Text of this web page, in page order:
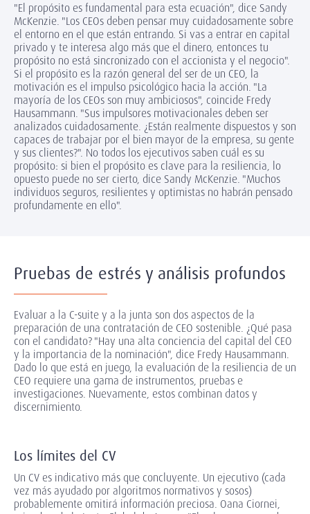
"El propósito es fundamental para esta ecuación", dice Sandy
McKenzie. "Los CEOs deben pensar muy cuidadosamente sobre
el entorno en el que están entrando. Si vas a entrar en capital
privado y te interesa algo más que el dinero, entonces tu
propósito no está sincronizado con el accionista y el negocio".
Si el propósito es la razón general del ser de un CEO, la
motivación es el impulso psicológico hacia la acción. "La
mayoría de los CEOs son muy ambiciosos", coincide Fredy
Hausammann. "Sus impulsores motivacionales deben ser
analizados cuidadosamente. ¿Están realmente dispuestos y son
capaces de trabajar por el bien mayor de la empresa, su gente
y sus clientes?". No todos los ejecutivos saben cuál es su
propósito: si bien el propósito es clave para la resiliencia, lo
opuesto puede no ser cierto, dice Sandy McKenzie. "Muchos
individuos seguros, resilientes y optimistas no habrán pensado
profundamente en ello".
Pruebas de estrés y análisis profundos
Evaluar a la C-suite y a la junta son dos aspectos de la
preparación de una contratación de CEO sostenible. ¿Qué pasa
con el candidato? "Hay una alta conciencia del capital del CEO
y la importancia de la nominación", dice Fredy Hausammann.
Dado lo que está en juego, la evaluación de la resiliencia de un
CEO requiere una gama de instrumentos, pruebas e
investigaciones. Nuevamente, estos combinan datos y
discernimiento.
Los límites del CV
Un CV es indicativo más que concluyente. Un ejecutivo (cada
vez más ayudado por algoritmos normativos y sosos)
probablemente omitirá información preciosa. Oana Ciornei,